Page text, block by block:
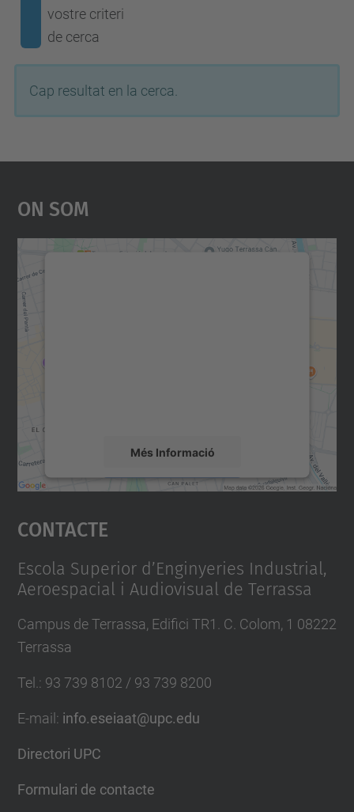
vostre criteri
de cerca
Cap resultat en la cerca.
On Som
Més Informació
Accepta
powered by
Contacte
Escola Superior d’Enginyeries Industrial,
Aeroespacial i Audiovisual de Terrassa
Campus de Terrassa, Edifici TR1. C. Colom, 1 08222
Terrassa
Tel. : 93 739 8102 / 93 739 8200
E-mail : info.eseiaat@upc.edu
Directori UPC
Formulari de contacte